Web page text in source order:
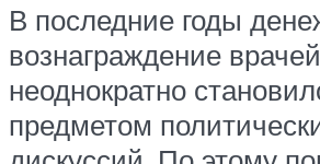
В последние годы
вознаграждение врачей
неоднократно
предметом